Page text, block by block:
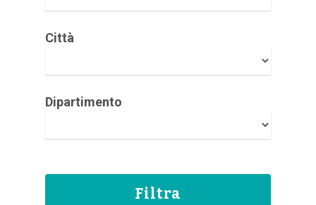
Città
Dipartimento
Filtra